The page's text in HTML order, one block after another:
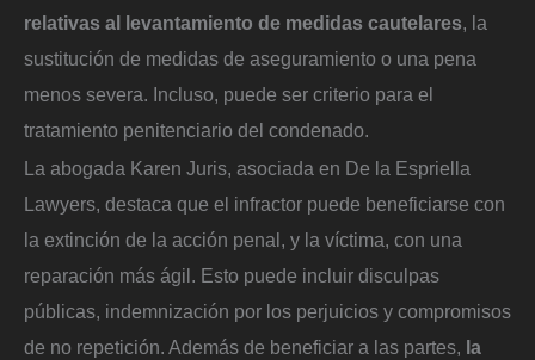
relativas al levantamiento de medidas cautelares, la
sustitución de medidas de aseguramiento o una pena
menos severa. Incluso, puede ser criterio para el
tratamiento penitenciario del condenado.
La abogada Karen Juris, asociada en De la Espriella
Lawyers, destaca que el infractor puede beneficiarse con
la extinción de la acción penal, y la víctima, con una
reparación más ágil. Esto puede incluir disculpas
públicas, indemnización por los perjuicios y compromisos
de no repetición. Además de beneficiar a las partes, la